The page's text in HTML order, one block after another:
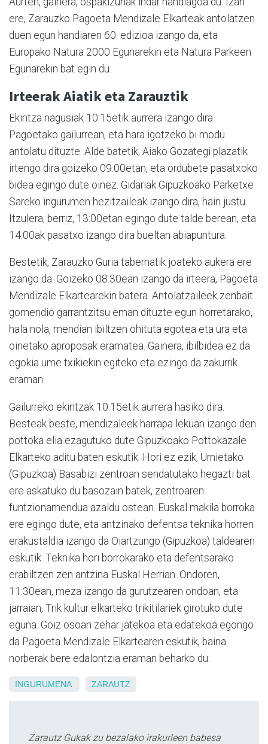
ere, Zarauzko Pagoeta Mendizale Elkarteak antolatzen
duen egun handiaren 60. edizioa izango da, eta
Europako Natura 2000 Egunarekin eta Natura Parkeen
Egunarekin bat egin du.
Irteerak Aiatik eta Zarauztik
Ekintza nagusiak 10:15etik aurrera izango dira
Pagoetako gailurrean, eta hara igotzeko bi modu
antolatu dituzte. Alde batetik, Aiako Gozategi plazatik
irtengo dira goizeko 09:00etan, eta ordubete pasatxoko
bidea egingo dute oinez. Gidariak Gipuzkoako Parketxe
Sareko ingurumen hezitzaileak izango dira, hain justu.
Itzulera, berriz, 13:00etan egingo dute talde berean, eta
14:00ak pasatxo izango dira bueltan abiapuntura.
Bestetik, Zarauzko Guria tabernatik joateko aukera ere
izango da. Goizeko 08:30ean izango da irteera, Pagoeta
Mendizale Elkartearekin batera. Antolatzaileek zenbait
gomendio garrantzitsu eman dituzte egun horretarako,
hala nola, mendian ibiltzen ohituta egotea eta ura eta
oinetako aproposak eramatea. Gainera, ibilbidea ez da
egokia ume txikiekin egiteko eta ezingo da zakurrik
eraman.
Gailurreko ekintzak 10:15etik aurrera hasiko dira.
Besteak beste, mendizaleek harrapa lekuan izango den
pottoka elia ezagutuko dute Gipuzkoako Pottokazale
Elkarteko aditu baten eskutik. Hori ez ezik, Urnietako
(Gipuzkoa) Basabizi zentroan sendatutako hegazti bat
ere askatuko du basozain batek, zentroaren
funtzionamendua azaldu ostean. Euskal makila borroka
ere egingo dute, eta antzinako defentsa teknika horren
erakustaldia izango da Oiartzungo (Gipuzkoa) taldearen
eskutik. Teknika hori borrokarako eta defentsarako
erabiltzen zen antzina Euskal Herrian. Ondoren,
11:30ean, meza izango da gurutzearen ondoan, eta
jarraian, Trik kultur elkarteko trikitilariek girotuko dute
eguna. Goiz osoan zehar jatekoa eta edatekoa egongo
da Pagoeta Mendizale Elkartearen eskutik, baina
norberak bere edalontzia eraman beharko du.
INGURUMENA ZARAUTZ
Zarautz Gukak zu bezalako irakurleen babesa